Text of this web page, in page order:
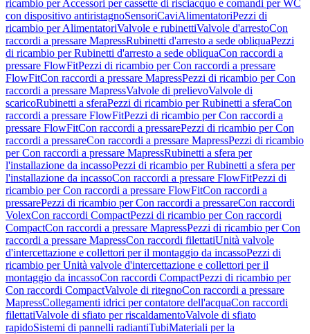
ricambio per Accessori per cassette di risciacquo e comandi per WC
con dispositivo antiristagnoSensoriCaviAlimentatoriPezzi di
ricambio per AlimentatoriValvole e rubinettiValvole d'arrestoCon
raccordi a pressare MapressRubinetti d'arresto a sede obliquaPezzi
di ricambio per Rubinetti d'arresto a sede obliquaCon raccordi a
pressare FlowFitPezzi di ricambio per Con raccordi a pressare
FlowFitCon raccordi a pressare MapressPezzi di ricambio per Con
raccordi a pressare MapressValvole di prelievoValvole di
scaricoRubinetti a sferaPezzi di ricambio per Rubinetti a sferaCon
raccordi a pressare FlowFitPezzi di ricambio per Con raccordi a
pressare FlowFitCon raccordi a pressarePezzi di ricambio per Con
raccordi a pressareCon raccordi a pressare MapressPezzi di ricambio
per Con raccordi a pressare MapressRubinetti a sfera per
l'installazione da incassoPezzi di ricambio per Rubinetti a sfera per
l'installazione da incassoCon raccordi a pressare FlowFitPezzi di
ricambio per Con raccordi a pressare FlowFitCon raccordi a
pressarePezzi di ricambio per Con raccordi a pressareCon raccordi
VolexCon raccordi CompactPezzi di ricambio per Con raccordi
CompactCon raccordi a pressare MapressPezzi di ricambio per Con
raccordi a pressare MapressCon raccordi filettatiUnità valvole
d'intercettazione e collettori per il montaggio da incassoPezzi di
ricambio per Unità valvole d'intercettazione e collettori per il
montaggio da incassoCon raccordi CompactPezzi di ricambio per
Con raccordi CompactValvole di ritegnoCon raccordi a pressare
MapressCollegamenti idrici per contatore dell'acquaCon raccordi
filettatiValvole di sfiato per riscaldamentoValvole di sfiato
rapidoSistemi di pannelli radiantiTubiMateriali per la